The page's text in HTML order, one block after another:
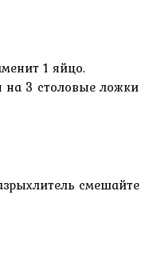
1 яйцо.
на 3 столовые ложки
смешайте